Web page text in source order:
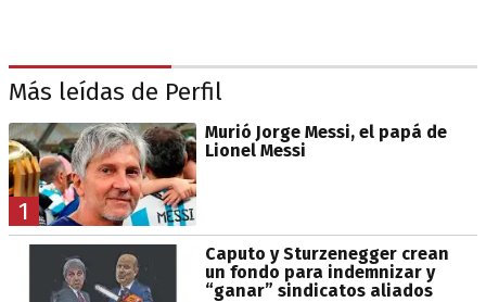
Más leídas de Perfil
1
Murió Jorge Messi, el papá de
Lionel Messi
Caputo y Sturzenegger crean
un fondo para indemnizar y
“ganar” sindicatos aliados